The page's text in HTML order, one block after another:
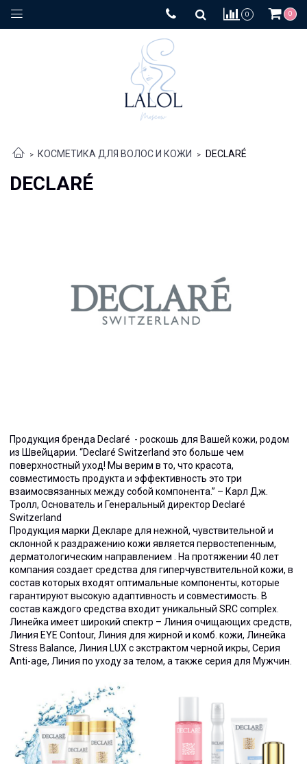
0 0
КОСМЕТИКА ДЛЯ ВОЛОС И КОЖИ DECLARÉ
DECLARÉ
Продукция бренда Declaré - роскошь для Вашей кожи, родом
из Швейцарии. “Declaré Switzerland это больше чем
поверхностный уход! Мы верим в то, что красота,
совместимость продукта и эффективность это три
взаимосвязанных между собой компонента.” – Карл Дж.
Тролл, Основатель и Генеральный директор Declaré
Switzerland
Продукция марки Декларе для нежной, чувствительной и
склонной к раздражению кожи является первостепенным,
дерматологическим направлением . На протяжении 40 лет
компания создает средства для гиперчувствительной кожи, в
состав которых входят оптимальные компоненты, которые
гарантируют высокую адаптивность и совместимость. В
состав каждого средства входит уникальный SRC complex.
Линейка имеет широкий спектр – Линия очищающих средств,
Линия EYE Contour, Линия для жирной и комб. кожи, Линейка
Stress Balance, Линия LUX с экстрактом черной икры, Серия
Anti-age, Линия по уходу за телом, а также серия для Мужчин.